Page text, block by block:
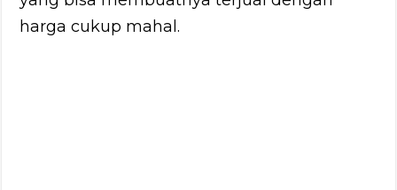
harga cukup mahal.